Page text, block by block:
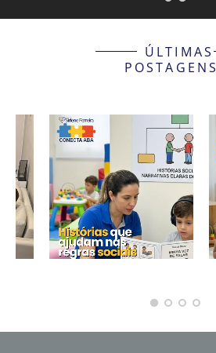
ÚLTIMAS
POSTAGENS